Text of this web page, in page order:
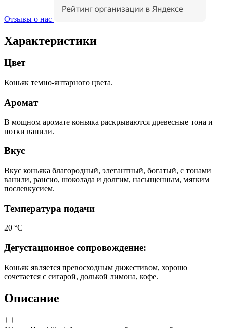
Отзывы о нас
Характеристики
Цвет
Коньяк темно-янтарного цвета.
Аромат
В мощном аромате коньяка раскрываются древесные тона и
нотки ванили.
Вкус
Вкус коньяка благородный, элегантный, богатый, с тонами
ванили, рансио, шоколада и долгим, насыщенным, мягким
послевкусием.
Температура подачи
20 °C
Дегустационное сопровождение:
Коньяк является превосходным дижестивом, хорошо
сочетается с сигарой, долькой лимона, кофе.
Описание